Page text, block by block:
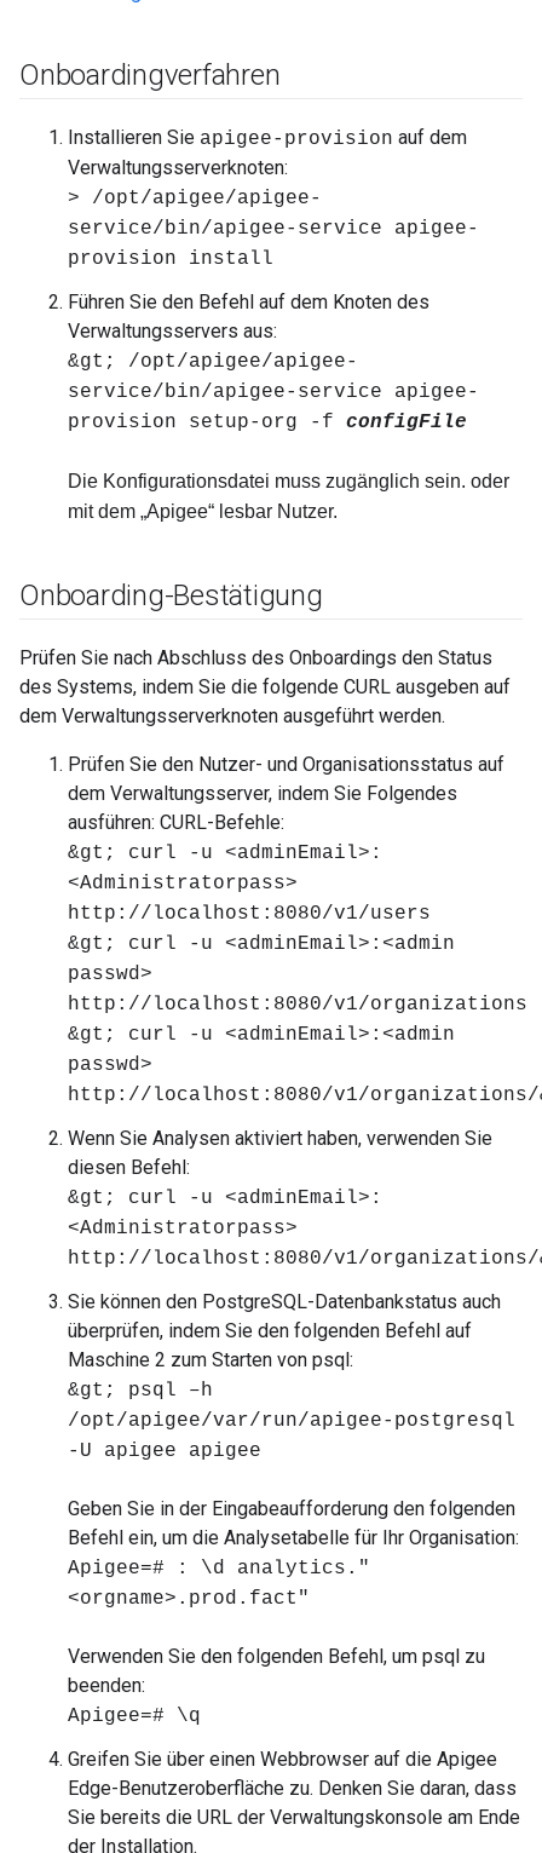
Onboardingverfahren
Installieren Sie apigee-provision auf dem
Verwaltungsserverknoten:
> /opt/apigee/apigee-
service/bin/apigee-service apigee-
provision install
Führen Sie den Befehl auf dem Knoten des
Verwaltungsservers aus:
&gt; /opt/apigee/apigee-
service/bin/apigee-service apigee-
provision setup-org -f configFile
Die Konfigurationsdatei muss zugänglich sein. oder
mit dem „Apigee“ lesbar Nutzer.
Onboarding-Bestätigung
Prüfen Sie nach Abschluss des Onboardings den Status
des Systems, indem Sie die folgende CURL ausgeben auf
dem Verwaltungsserverknoten ausgeführt werden.
Prüfen Sie den Nutzer- und Organisationsstatus auf
dem Verwaltungsserver, indem Sie Folgendes
ausführen: CURL-Befehle:
&gt; curl -u <adminEmail>:
<Administratorpass>
http://localhost:8080/v1/users
&gt; curl -u <adminEmail>:<admin
passwd>
http://localhost:8080/v1/organizations
&gt; curl -u <adminEmail>:<admin
passwd>
http://localhost:8080/v1/organizations/
Wenn Sie Analysen aktiviert haben, verwenden Sie
diesen Befehl:
&gt; curl -u <adminEmail>:
<Administratorpass>
http://localhost:8080/v1/organizations/
Sie können den PostgreSQL-Datenbankstatus auch
überprüfen, indem Sie den folgenden Befehl auf
Maschine 2 zum Starten von psql:
&gt; psql –h
/opt/apigee/var/run/apigee-postgresql
-U apigee apigee
Geben Sie in der Eingabeaufforderung den folgenden
Befehl ein, um die Analysetabelle für Ihr Organisation:
Apigee=# : \d analytics."
<orgname>.prod.fact"
Verwenden Sie den folgenden Befehl, um psql zu
beenden:
Apigee=# \q
Greifen Sie über einen Webbrowser auf die Apigee
Edge-Benutzeroberfläche zu. Denken Sie daran, dass
Sie bereits die URL der Verwaltungskonsole am Ende
der Installation.